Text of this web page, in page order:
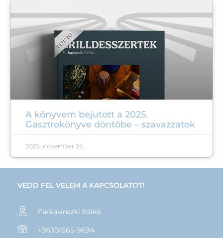
A könyvem bejutott a 2025.
Gasztrokönyve döntőbe – szavazzatok
2025. november 24.
VEDD FEL VELEM A KAPCSOLATOT!
Farkasinszki Ildikó
+3630/665-9694